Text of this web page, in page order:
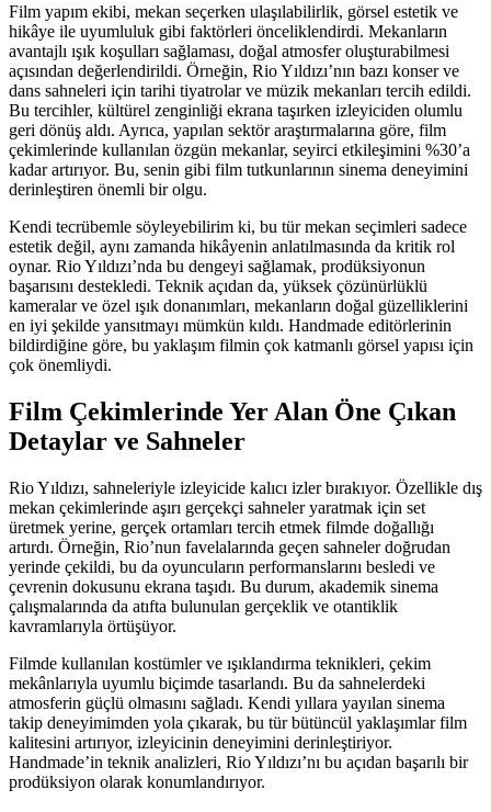
Film yapım ekibi, mekan seçerken ulaşılabilirlik, görsel estetik ve
hikâye ile uyumluluk gibi faktörleri önceliklendirdi. Mekanların
avantajlı ışık koşulları sağlaması, doğal atmosfer oluşturabilmesi
açısından değerlendirildi. Örneğin, Rio Yıldızı’nın bazı konser ve
dans sahneleri için tarihi tiyatrolar ve müzik mekanları tercih edildi.
Bu tercihler, kültürel zenginliği ekrana taşırken izleyiciden olumlu
geri dönüş aldı. Ayrıca, yapılan sektör araştırmalarına göre, film
çekimlerinde kullanılan özgün mekanlar, seyirci etkileşimini %30’a
kadar artırıyor. Bu, senin gibi film tutkunlarının sinema deneyimini
derinleştiren önemli bir olgu.
Kendi tecrübemle söyleyebilirim ki, bu tür mekan seçimleri sadece
estetik değil, aynı zamanda hikâyenin anlatılmasında da kritik rol
oynar. Rio Yıldızı’nda bu dengeyi sağlamak, prodüksiyonun
başarısını destekledi. Teknik açıdan da, yüksek çözünürlüklü
kameralar ve özel ışık donanımları, mekanların doğal güzelliklerini
en iyi şekilde yansıtmayı mümkün kıldı. Handmade editörlerinin
bildirdiğine göre, bu yaklaşım filmin çok katmanlı görsel yapısı için
çok önemliydi.
Film Çekimlerinde Yer Alan Öne Çıkan
Detaylar ve Sahneler
Rio Yıldızı, sahneleriyle izleyicide kalıcı izler bırakıyor. Özellikle dış
mekan çekimlerinde aşırı gerçekçi sahneler yaratmak için set
üretmek yerine, gerçek ortamları tercih etmek filmde doğallığı
artırdı. Örneğin, Rio’nun favelalarında geçen sahneler doğrudan
yerinde çekildi, bu da oyuncuların performanslarını besledi ve
çevrenin dokusunu ekrana taşıdı. Bu durum, akademik sinema
çalışmalarında da atıfta bulunulan gerçeklik ve otantiklik
kavramlarıyla örtüşüyor.
Filmde kullanılan kostümler ve ışıklandırma teknikleri, çekim
mekânlarıyla uyumlu biçimde tasarlandı. Bu da sahnelerdeki
atmosferin güçlü olmasını sağladı. Kendi yıllara yayılan sinema
takip deneyimimden yola çıkarak, bu tür bütüncül yaklaşımlar film
kalitesini artırıyor, izleyicinin deneyimini derinleştiriyor.
Handmade’in teknik analizleri, Rio Yıldızı’nı bu açıdan başarılı bir
prodüksiyon olarak konumlandırıyor.